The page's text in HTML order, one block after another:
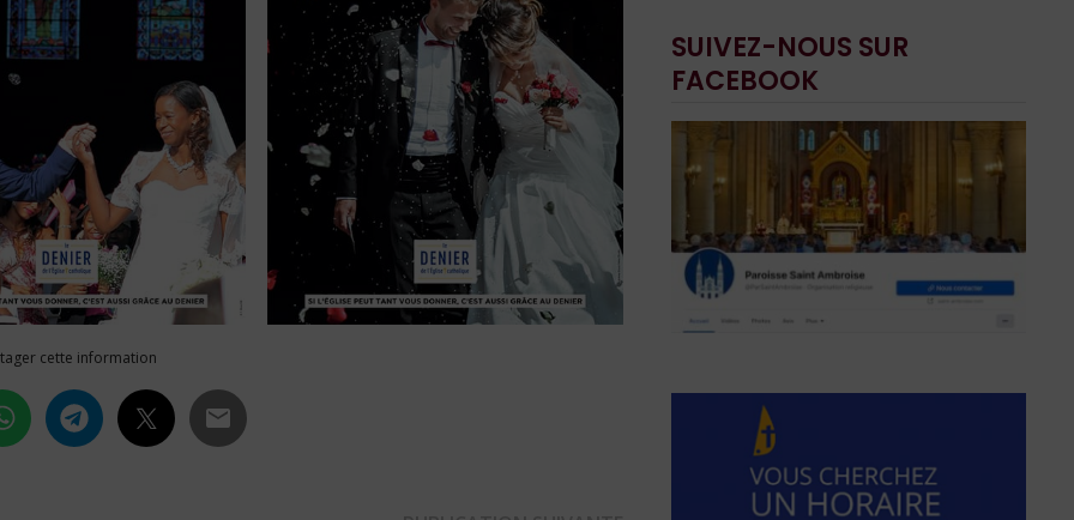
cette information
SUIVEZ-NOUS SUR
FACEBOOK